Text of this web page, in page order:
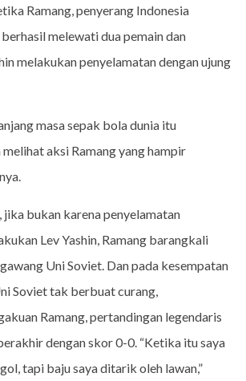
Ramang, penyerang Indonesia
melewati dua pemain dan
melakukan penyelamatan dengan ujung
masa sepak bola dunia itu
aksi Ramang yang hampir
jika bukan karena penyelamatan
Lev Yashin, Ramang barangkali
Uni Soviet. Dan pada kesempatan
Soviet tak berbuat curang,
Ramang, pertandingan legendaris
dengan skor 0-0. “Ketika itu saya
tapi baju saya ditarik oleh lawan,”